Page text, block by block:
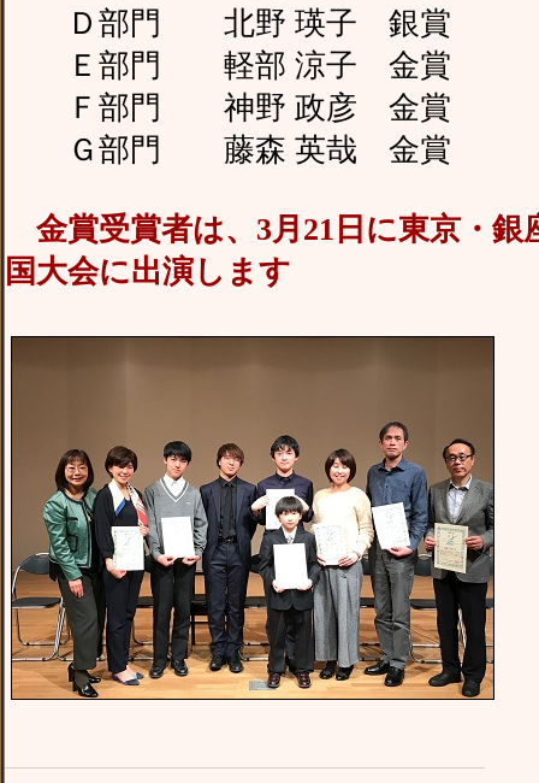
Ｄ部門 北野 瑛子 銀賞
Ｅ部門 軽部 涼子 金賞
Ｆ部門 神野 政彦 金賞
Ｇ部門 藤森 英哉 金賞
金賞受賞者は、3月21日に東京・
国大会に出演します